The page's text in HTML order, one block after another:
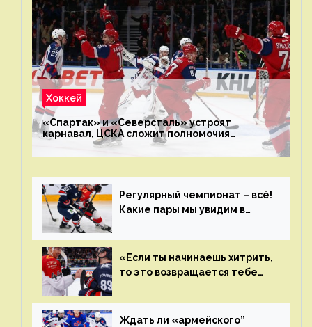
Хоккей
«Спартак» и «Северсталь» устроят
карнавал, ЦСКА сложит полномочия
чемпиона. Превью первого раунда плей-офф
на Западе
Регулярный чемпионат – всё!
Какие пары мы увидим в
«Если ты начинаешь хитрить,
то это возвращается тебе
Ждать ли «армейского”